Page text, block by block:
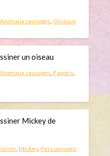
Animaux sauvages, Oiseaux
un oiseau
Animaux sauvages Favoris
Mickey de
Mickey, Personnages